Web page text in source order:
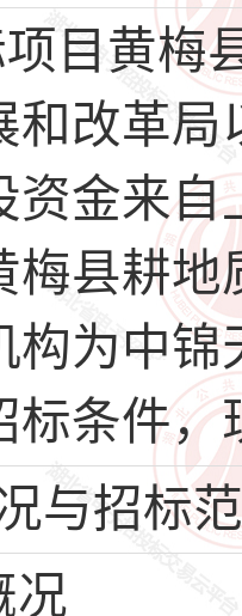
黄梅县
和改革局
资金来自
梅县耕
构为中
标条件
与招标
况